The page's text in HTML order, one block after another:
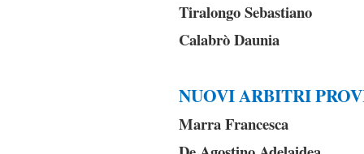
Tiralongo Sebastiano
Calabrò Daunia
NUOVI ARBITRI
Marra Francesca